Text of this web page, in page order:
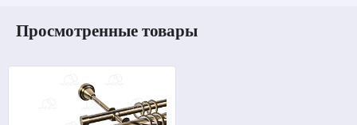
Просмотренные товары